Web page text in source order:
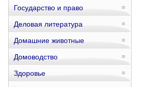
Государство и право
Деловая литература
Домашние животные
Домоводство
Здоровье